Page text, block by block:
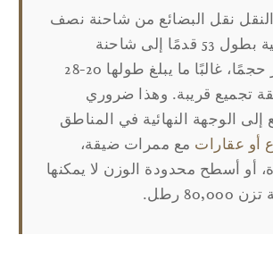
نقل البضائع من شاحنة نصف
مقطورة قياسية بطول 53 قدمًا إلى شاحنة
صندوقية أصغر حجمًا، غالبًا ما يبلغ طولها 20-28
قريبة. وهذا ضروري
الوجهة النهائية في المناطق
مع ممرات ضيقة،
أسطح محدودة الوزن لا يمكنها